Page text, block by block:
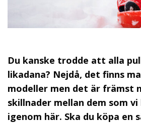
Du kanske trodde att alla
likadana? Nejdå, det finns
modeller men det är främst
skillnader mellan dem som
igenom här. Ska du köpa en